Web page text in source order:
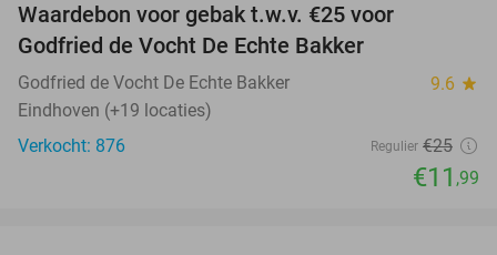
Waardebon voor gebak t.w.v. €25 voor
Godfried de Vocht De Echte Bakker
Godfried de Vocht De Echte Bakker 9.6 star
Eindhoven (+19 locaties)
Verkocht: 876
Regulier €25
€11 ,99